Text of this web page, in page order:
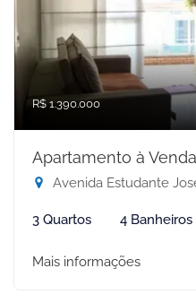
R$ 1.390.000
Apartamento à
Avenida Estudante José Júlio de
3 Quartos 4 Banheiros
Mais informações